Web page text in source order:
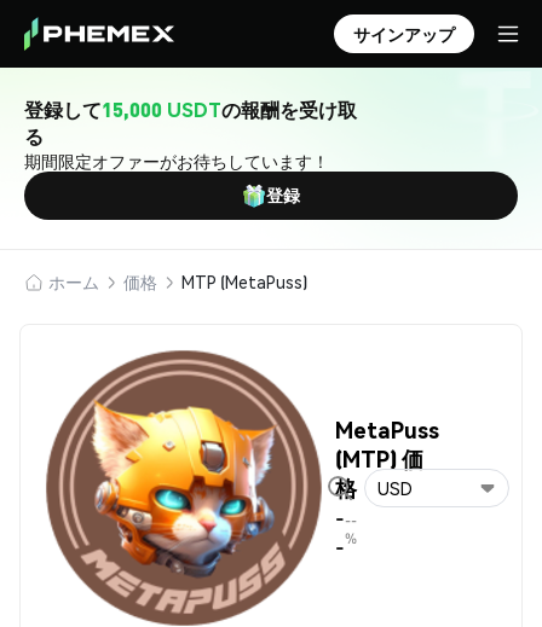
サインアップ
登録して15,000 USDTの報酬を受け取
る
期間限定オファーがお待ちしています！
登録
ホーム 価格 MTP (MetaPuss)
MetaPuss
(MTP) 価
格
-
-
--
%
USD